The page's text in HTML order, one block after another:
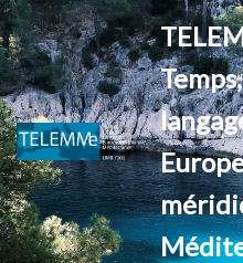
Aller
au
contenu